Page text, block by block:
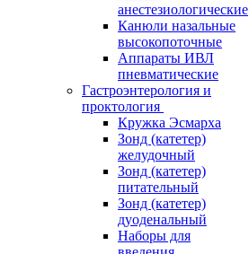
анестезиологические
Канюли назальные
высокопоточные
Аппараты ИВЛ
пневматические
Гастроэнтерология и
проктология
Кружка Эсмарха
Зонд (катетер)
желудочный
Зонд (катетер)
питательный
Зонд (катетер)
дуоденальный
Наборы для